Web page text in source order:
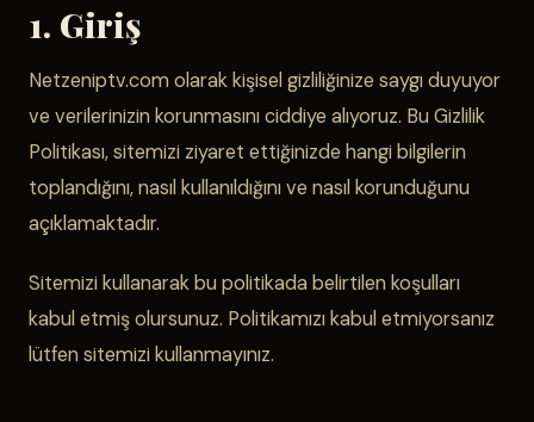
1. Giriş
Netzeniptv.com olarak kişisel gizliliğinize saygı duyuyor
ve verilerinizin korunmasını ciddiye alıyoruz. Bu Gizlilik
Politikası, sitemizi ziyaret ettiğinizde hangi bilgilerin
toplandığını, nasıl kullanıldığını ve nasıl korunduğunu
açıklamaktadır.
Sitemizi kullanarak bu politikada belirtilen koşulları
kabul etmiş olursunuz. Politikamızı kabul etmiyorsanız
lütfen sitemizi kullanmayınız.